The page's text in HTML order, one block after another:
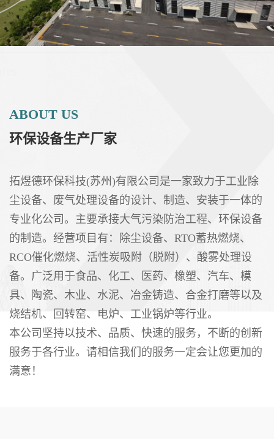
ABOUT US
环保设备生产厂家
拓煜德环保科技(苏州)有限公司是一家致力于工业除
尘设备、废气处理设备的设计、制造、安装于一体的
专业化公司。主要承接大气污染防治工程、环保设备
的制造。经营项目有：除尘设备、RTO蓄热燃烧、
RCO催化燃烧、活性炭吸附（脱附）、酸雾处理设
备。广泛用于食品、化工、医药、橡塑、汽车、模
具、陶瓷、木业、水泥、冶金铸造、合金打磨等以及
烧结机、回转窑、电炉、工业锅炉等行业。
本公司坚持以技术、品质、快速的服务，不断的创新
服务于各行业。请相信我们的服务一定会让您更加的
满意！